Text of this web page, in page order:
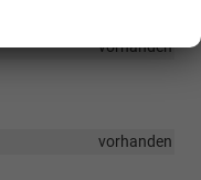
vorhanden
vorhanden